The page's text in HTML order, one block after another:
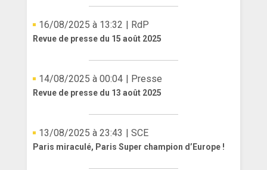
16/08/2025 à 13:32 | RdP
Revue de presse du 15 août 2025
14/08/2025 à 00:04 | Presse
Revue de presse du 13 août 2025
13/08/2025 à 23:43 | SCE
Paris miraculé, Paris Super champion d’Europe !